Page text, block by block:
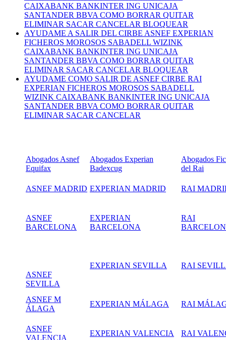
CAIXABANK BANKINTER ING UNICAJA
SANTANDER BBVA COMO BORRAR QUITAR
ELIMINAR SACAR CANCELAR BLOQUEAR
AYUDAME A SALIR DEL CIRBE ASNEF EXPERIAN
FICHEROS MOROSOS SABADELL WIZINK
CAIXABANK BANKINTER ING UNICAJA
SANTANDER BBVA COMO BORRAR QUITAR
ELIMINAR SACAR CANCELAR BLOQUEAR
AYUDAME COMO SALIR DE ASNEF CIRBE RAI
EXPERIAN FICHEROS MOROSOS SABADELL
WIZINK CAIXABANK BANKINTER ING UNICAJA
SANTANDER BBVA COMO BORRAR QUITAR
ELIMINAR SACAR CANCELAR
Abogados Asnef
Equifax
Abogados Experian
Badexcug
Abogados
del Rai
ASNEF MADRID EXPERIAN MADRID RAI
ASNEF
BARCELONA
EXPERIAN
BARCELONA
RAI
ASNEF
SEVILLA
EXPERIAN SEVILLA RAI
ASNEF M
ÁLAGA
EXPERIAN MÁLAGA RAI
ASNEF
VALENCIA
EXPERIAN VALENCIA RAI